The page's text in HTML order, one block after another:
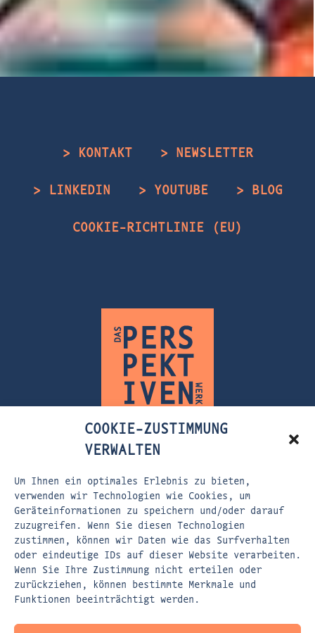
COOKIE-ZUSTIMMUNG
VERWALTEN
Um Ihnen ein optimales Erlebnis zu bieten,
verwenden wir Technologien wie Cookies, um
Geräteinformationen zu speichern und/oder darauf
zuzugreifen. Wenn Sie diesen Technologien
zustimmen, können wir Daten wie das Surfverhalten
oder eindeutige IDs auf dieser Website verarbeiten.
Wenn Sie Ihre Zustimmung nicht erteilen oder
zurückziehen, können bestimmte Merkmale und
Funktionen beeinträchtigt werden.
> KONTAKT > NEWSLETTER
> LINKEDIN > YOUTUBE > BLOG
COOKIE-RICHTLINIE (EU)
FLEISCHERSTRASSE 5
80337 MÜNCHEN
EMAIL:KONTAKT@DASPERSPEKTIVENWERK.DE
WEBSITE:WWW.DASPERSPEKTIVENWERK.DE